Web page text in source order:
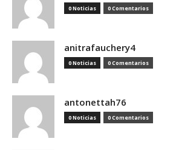
0 Noticias 0 Comentarios
anitrafauchery4
0 Noticias 0 Comentarios
antonettah76
0 Noticias 0 Comentarios